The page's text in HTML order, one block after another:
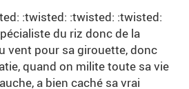
:twisted: :twisted: :twisted:
du riz donc de la
vent pour sa girouette, donc
quand on milite toute sa vie
a bien caché sa vrai